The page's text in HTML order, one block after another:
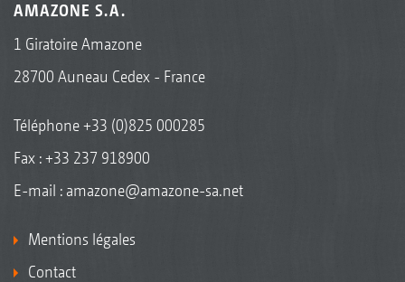
AMAZONE S.A.
1 Giratoire Amazone
28700 Auneau Cedex - France
Téléphone+33 (0)825 000285
Fax : +33 237 918900
E-mail : amazone@amazone-sa.net
Mentions légales
Contact